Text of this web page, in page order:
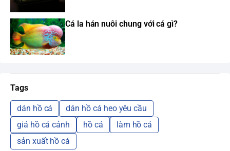
Cá la hán nuôi chung với cá gì?
Tags
dán hồ cá
dán hồ cá heo yêu cầu
giá hồ cá cảnh
hồ cá
làm hồ cá
sản xuất hồ cá